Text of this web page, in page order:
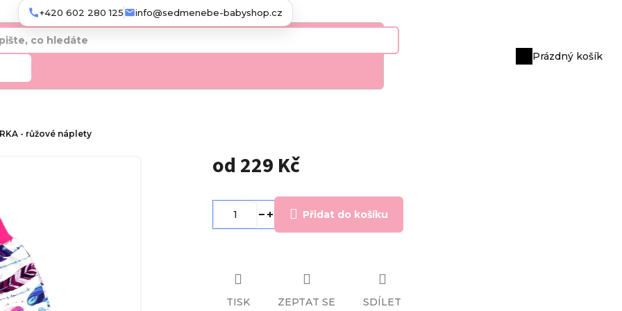
Nákupní
Prázdný košík
- růžové náplety
od 229 Kč
cena:
Přidat do košíku
TISK ZEPTAT SE SDÍLET
+420 602 280 125 info@sedmenebe-babyshop.cz